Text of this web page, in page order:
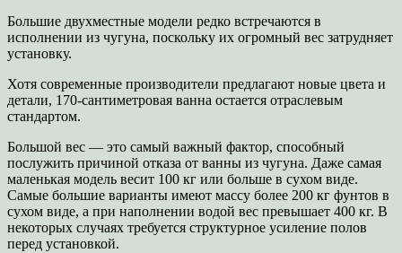
Большие двухместные модели редко встречаются в
исполнении из чугуна, поскольку их огромный вес затрудняет
установку.
Хотя современные производители предлагают новые цвета и
детали, 170-сантиметровая ванна остается отраслевым
стандартом.
Большой вес — это самый важный фактор, способный
послужить причиной отказа от ванны из чугуна. Даже самая
маленькая модель весит 100 кг или больше в сухом виде.
Самые большие варианты имеют массу более 200 кг фунтов в
сухом виде, а при наполнении водой вес превышает 400 кг. В
некоторых случаях требуется структурное усиление полов
перед установкой.